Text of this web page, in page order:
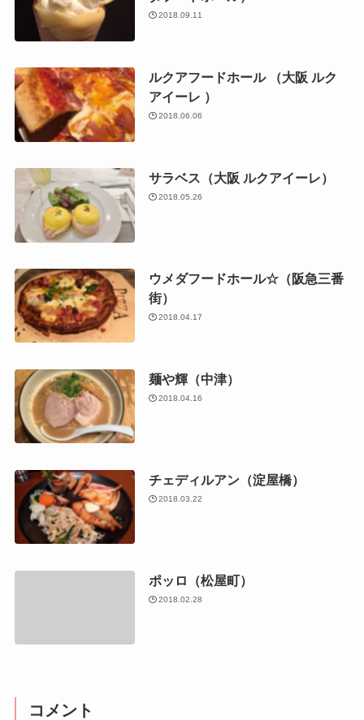
2018.09.11
ルクアフードホール （大阪 ルク
アイーレ ）
2018.06.06
サラベス（大阪 ルクアイーレ）
2018.05.26
ウメダフードホール☆（阪急三番
街）
2018.04.17
麺や輝（中津）
2018.04.16
チェディルアン（淀屋橋）
2018.03.22
ポッロ（松屋町）
2018.02.28
コメント